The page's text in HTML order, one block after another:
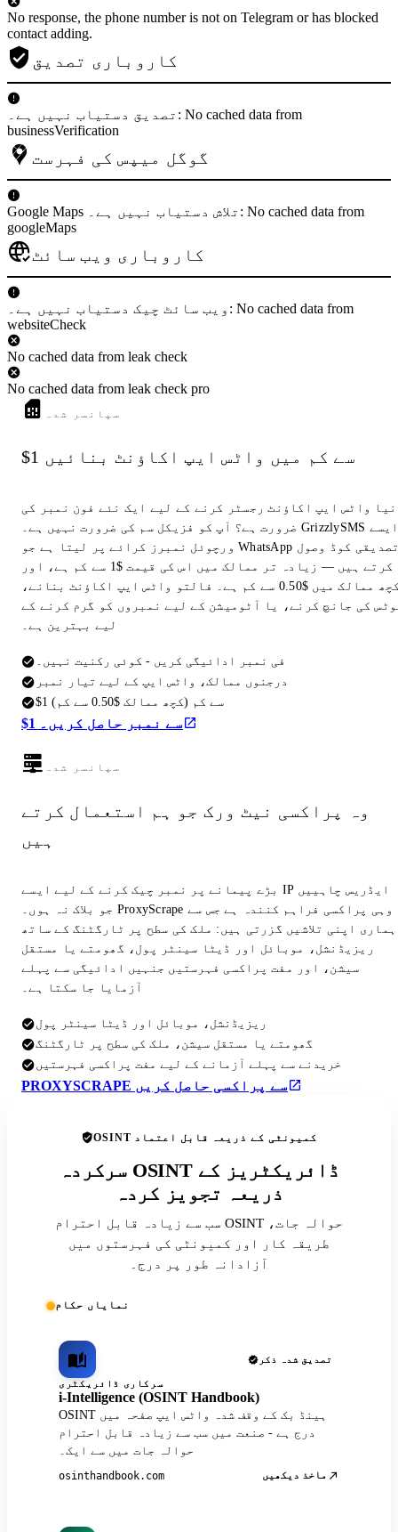
No response, the phone number is not on Telegram or has blocked
contact adding.
کاروباری تصدیق
تصدیق دستیاب نہیں ہے۔: No cached data from
businessVerification
گوگل میپس کی فہرست
Google Maps تلاش دستیاب نہیں ہے۔: No cached data from
googleMaps
کاروباری ویب سائٹ
ویب سائٹ چیک دستیاب نہیں ہے۔: No cached data from
websiteCheck
No cached data from leak check
No cached data from leak check pro
سپانسر شدہ
$1 سے کم میں واٹس ایپ اکاؤنٹ بنائیں
نیا واٹس ایپ اکاؤنٹ رجسٹر کرنے کے لیے ایک نئے فون نمبر کی
ضرورت ہے؟ آپ کو فزیکل سم کی ضرورت نہیں ہے۔ GrizzlySMS ایسے
ورچوئل نمبرز کرائے پر لیتا ہے جو WhatsApp تصدیقی کوڈ وصول
کرتے ہیں — زیادہ تر ممالک میں اس کی قیمت $1 سے کم ہے، اور
کچھ ممالک میں $0.50 سے کم ہے۔ فالتو واٹس ایپ اکاؤنٹ بنانے،
کی جانچ کرنے، یا آٹومیشن کے لیے نمبروں کو گرم کرنے کے
لیے بہترین ہے۔
فی نمبر ادائیگی کریں - کوئی رکنیت نہیں۔
درجنوں ممالک، واٹس ایپ کے لیے تیار نمبر
$1 سے کم (کچھ ممالک $0.50 سے کم)
$1 سے نمبر حاصل کریں۔
سپانسر شدہ
وہ پراکسی نیٹ ورک جو ہم استعمال کرتے
ہیں
بڑے پیمانے پر نمبر چیک کرنے کے لیے ایسے IP ایڈریس چاہییں
جو بلاک نہ ہوں۔ ProxyScrape وہی پراکسی فراہم کنندہ ہے جس سے
ہماری اپنی تلاشیں گزرتی ہیں: ملک کی سطح پر ٹارگٹنگ کے ساتھ
ریزیڈنشل، موبائل اور ڈیٹا سینٹر پول، گھومتے یا مستقل
سیشن، اور مفت پراکسی فہرستیں جنہیں ادائیگی سے پہلے
آزمایا جا سکتا ہے۔
ریزیڈنشل، موبائل اور ڈیٹا سینٹر پول
گھومتے یا مستقل سیشن، ملک کی سطح پر ٹارگٹنگ
خریدنے سے پہلے آزمانے کے لیے مفت پراکسی فہرستیں
PROXYSCRAPE سے پراکسی حاصل کریں
OSINT کمیونٹی کے ذریعہ قابل اعتماد
سرکردہ OSINT ڈائریکٹریز کے
ذریعہ تجویز کردہ
سب سے زیادہ قابل احترام OSINT حوالہ جات،
طریقہ کار اور کمیونٹی کی فہرستوں میں
آزادانہ طور پر درج۔
نمایاں حکام
تصدیق شدہ ذکر
سرکاری ڈائریکٹری
i-Intelligence (OSINT Handbook)
OSINT ہینڈ بک کے وقف شدہ واٹس ایپ صفحہ میں
درج ہے - صنعت میں سب سے زیادہ قابل احترام
حوالہ جات میں سے ایک۔
osinthandbook.com ماخذ دیکھیں